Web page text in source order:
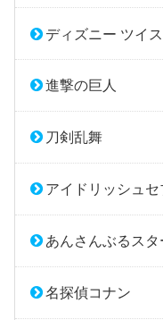
ディズニー ツイ
進撃の巨人
刀剣乱舞
アイドリッシュセ
あんさんぶるスタ
名探偵コナン